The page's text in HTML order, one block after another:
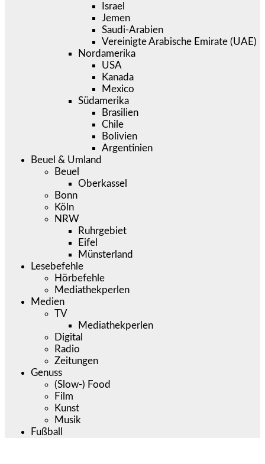
Israel
Jemen
Saudi-Arabien
Vereinigte Arabische Emirate (UAE)
Nordamerika
USA
Kanada
Mexico
Südamerika
Brasilien
Chile
Bolivien
Argentinien
Beuel & Umland
Beuel
Oberkassel
Bonn
Köln
NRW
Ruhrgebiet
Eifel
Münsterland
Lesebefehle
Hörbefehle
Mediathekperlen
Medien
TV
Mediathekperlen
Digital
Radio
Zeitungen
Genuss
(Slow-) Food
Film
Kunst
Musik
Fußball